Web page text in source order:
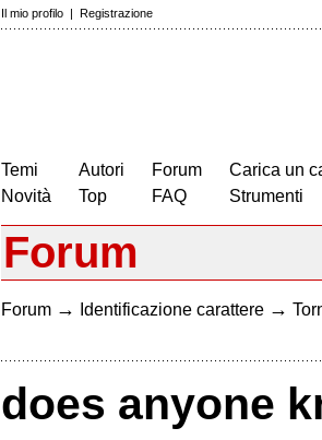
Il mio profilo | Registrazione
Temi
Novità
Autori
Top
Forum
FAQ
Carica un
Strumenti
Forum
Forum → Identificazione carattere →
does anyone